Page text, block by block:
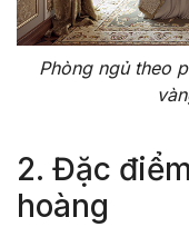
Phòng ngủ theo
2. Đặc
hoàng